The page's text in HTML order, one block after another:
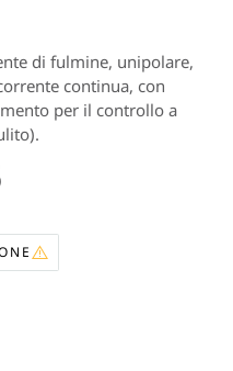
di fulmine, unipolare,
continua, con
per il controllo a